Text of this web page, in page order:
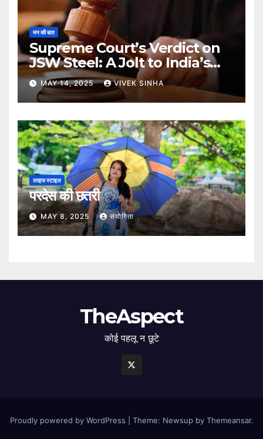
मन की बात
Supreme Court’s Verdict on
JSW Steel: A Jolt to India’s
Insolvency Framework
MAY 14, 2025 VIVEK SINHA
लाइफ स्टाइल
परदेस की छतरी
MAY 8, 2025 संयोगिता
TheAspect
कोई पहलू न छूटे
Proudly powered by WordPress Theme: Newsup by Themeansar.